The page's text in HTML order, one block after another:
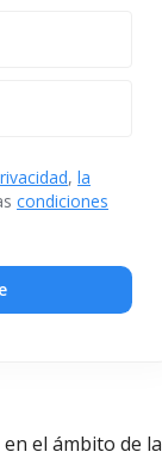
, la
condiciones
el ámbito de la